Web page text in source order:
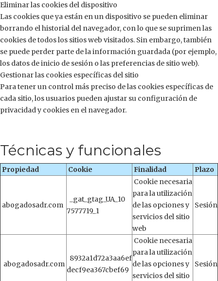
Eliminar las cookies del dispositivo
Las cookies que ya están en un dispositivo se pueden eliminar
borrando el historial del navegador, con lo que se suprimen las
cookies de todos los sitios web visitados. Sin embargo, también
se puede perder parte de la información guardada (por ejemplo,
los datos de inicio de sesión o las preferencias de sitio web).
Gestionar las cookies específicas del sitio
Para tener un control más preciso de las cookies específicas de
cada sitio, los usuarios pueden ajustar su configuración de
privacidad y cookies en el navegador.
Técnicas y funcionales
Propiedad Cookie Finalidad Plazo
abogadosadr.com
_gat_gtag_UA_10
7577719_1
Cookie necesaria
para la utilización
de las opciones y
servicios del sitio
web
Sesión
abogadosadr.com
8932a1d72a3aa6ef
decf9ea367cbef69
Cookie necesaria
para la utilización
de las opciones y
servicios del sitio
Sesión